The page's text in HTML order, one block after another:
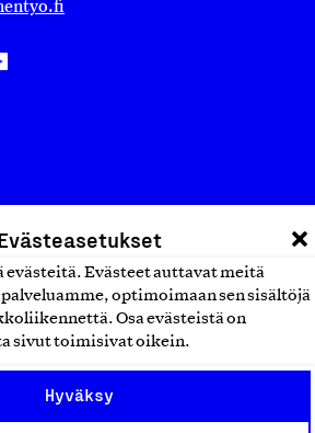
evästeitä. Evästeet auttavat meitä
optimoimaan sen sisältöjä
Osa evästeistä on
sivut toimisivat oikein.
Hyväksy
Yritys -merkki